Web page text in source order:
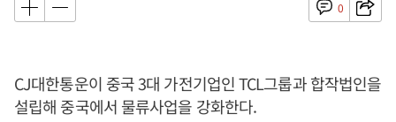
0
CJ대한통운이 중국 3대 가전기업인 TCL그룹과 합작법인을
설립해 중국에서 물류사업을 강화한다.